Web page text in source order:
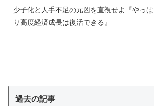
少子化と人手不足の元凶を直視せよ『やっぱ
り高度経済成長は復活できる』
過去の記事